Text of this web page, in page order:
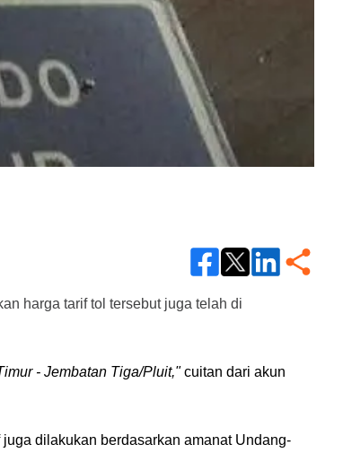
harga tarif tol tersebut juga telah di
- Jembatan Tiga/Pluit," cuitan dari akun
dilakukan berdasarkan amanat Undang-